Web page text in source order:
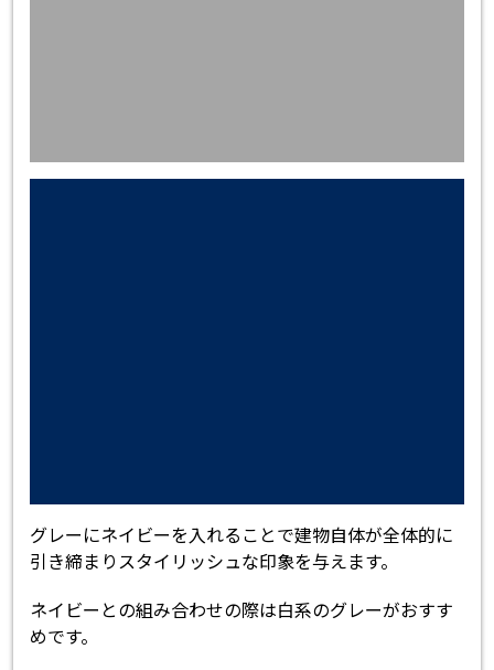
グレーにネイビーを入れることで建物自体が全体的に
引き締まりスタイリッシュな印象を与えます。
ネイビーとの組み合わせの際は白系のグレーがおすす
めです。